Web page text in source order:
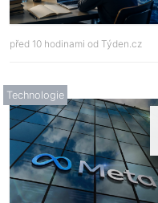
před 10 hodinami od Týden.cz
Technologie